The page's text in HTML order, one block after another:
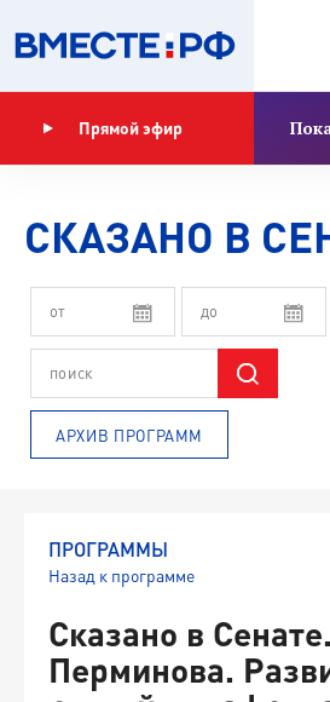
Прямой эфир
СКАЗАНО В
АРХИВ ПРОГРАММ
ПРОГРАММЫ
Назад к программе
Сказано в
Перминова.